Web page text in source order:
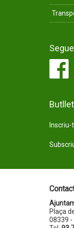
Plaça
08339 -